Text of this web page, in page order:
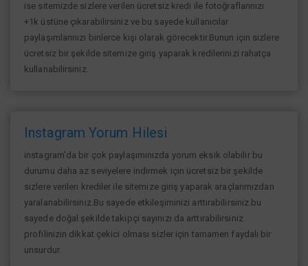
ise sitemizde sizlere verilen ücretsiz kredi ile fotoğraflarınızı
+1k üstüne çıkarabilirsiniz ve bu sayede kullanıcılar
paylaşımlarınızı binlerce kişi olarak görecektir.Bunun için sizlere
ücretsiz bir şekilde sitemize giriş yaparak kredilerinizi rahatça
kullanabilirsiniz.
Instagram Yorum Hilesi
instagram'da bir çok paylaşımınızda yorum eksik olabilir bu
durumu daha az seviyelere indirmek için ücretsiz bir şekilde
sizlere verilen krediler ile sitemize giriş yaparak araçlarımızdan
yaralanabilirsiniz.Bu sayede etkileşiminizi arttırabilirsiniz.bu
sayede doğal şekilde takipçi sayınızı da arttırabilirsiniz
profilinizin dikkat çekici olması sizler için tamamen faydalı bir
unsurdur.